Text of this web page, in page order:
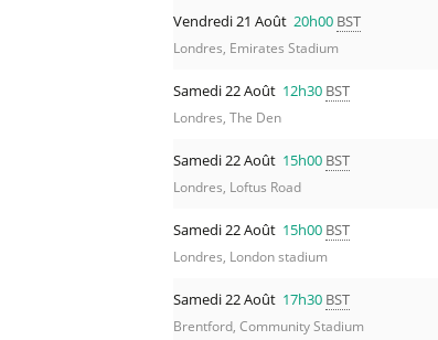
Vendredi 21 Août 20h00 BST
Londres, Emirates Stadium
Samedi 22 Août 12h30 BST
Londres, The Den
Samedi 22 Août 15h00 BST
Londres, Loftus Road
Samedi 22 Août 15h00 BST
Londres, London stadium
Samedi 22 Août 17h30 BST
Brentford, Community Stadium